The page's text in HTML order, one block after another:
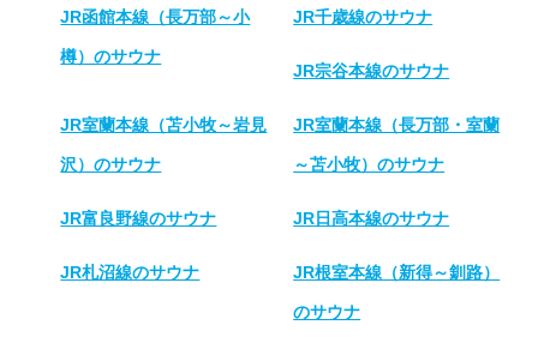
JR函館本線（長万部～小
樽）のサウナ
JR千歳線のサウナ
JR宗谷本線のサウナ
JR室蘭本線（苫小牧～岩見
沢）のサウナ
JR室蘭本線（長万部・室蘭
～苫小牧）のサウナ
JR富良野線のサウナ JR日高本線のサウナ
JR札沼線のサウナ JR根室本線（新得～釧路）
のサウナ